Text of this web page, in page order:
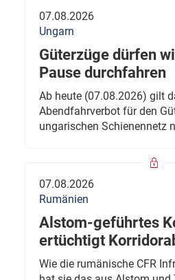
07.08.2026
Ungarn
Güterzüge dürfen
Pause durchfahren
Ab heute (07.08.2026) gilt
Abendfahrverbot für den
ungarischen Schienennetz
07.08.2026
Rumänien
Alstom-geführtes
ertüchtigt
Wie die rumänische CFR